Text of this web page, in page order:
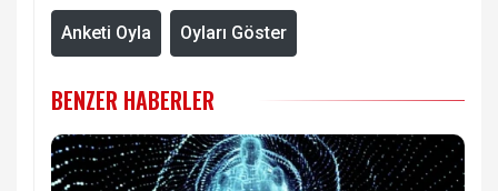
Anketi Oyla Oyları Göster
BENZER HABERLER